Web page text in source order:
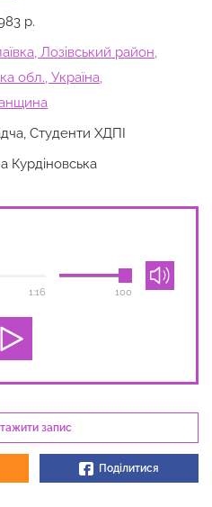
р.
Лозівський район,
обл., Україна,
Студенти ХДПІ
Курдіновська
1:16 100
запис
Поділитися